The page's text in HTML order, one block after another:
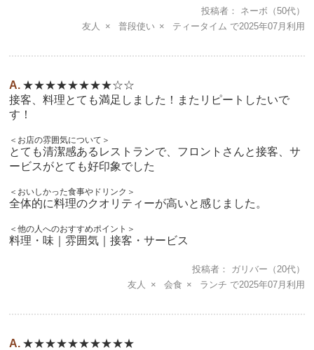
投稿者 ネーボ （50代）
友人
普段使い ティータイム 2025年07月
★★★★★★★★☆☆
接客、料理とても満足しました！またリピートしたいで
す！
＜お店の雰囲気について＞
とても清潔感あるレストランで、フロントさんと接客、サ
ービスがとても好印象でした
＜おいしかった食事やドリンク＞
全体的に料理のクオリティーが高いと感じました。
＜他の人へのおすすめポイント＞
料理・味｜雰囲気｜接客・サービス
投稿者 ガリバー （20代）
友人
会食 ランチ 2025年07月
★★★★★★★★★★